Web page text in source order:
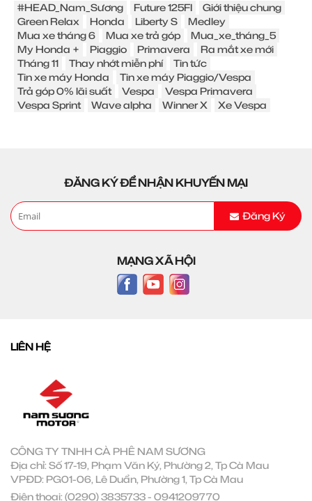
#HEAD_Nam_Sương Future 125FI
Giới thiệu chung
Green Relax
Honda Liberty S
Medley
Mua xe tháng 6
Mua xe trả góp
Mua_xe_tháng_5
My Honda +
Piaggio Primavera
Ra mắt xe mới
Tháng 11
Thay nhớt miễn phí
Tin tức
Tin xe máy Honda
Tin xe máy Piaggio/Vespa
Trả góp 0% lãi suất
Vespa
Vespa Primavera
Vespa Sprint
Wave alpha Winner X Xe Vespa
ĐĂNG KÝ ĐỂ NHẬN KHUYẾN MẠI
Đăng Ký
MẠNG XÃ HỘI
LIÊN HỆ
CÔNG TY TNHH CÀ PHÊ NAM SƯƠNG
Địa chỉ: Số 17-19, Phạm Văn Ký, Phường 2, Tp Cà Mau
VPĐD: PG01-06, Lê Duẩn, Phường 1, Tp Cà Mau
Điện thoại: (0290) 3835733- 0941209770